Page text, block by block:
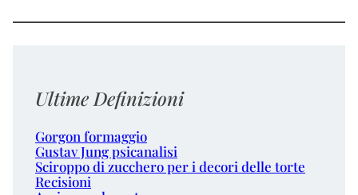
Ultime Definizioni
Gorgon formaggio
Gustav Jung psicanalisi
Sciroppo di zucchero per i decori delle torte
Recisioni